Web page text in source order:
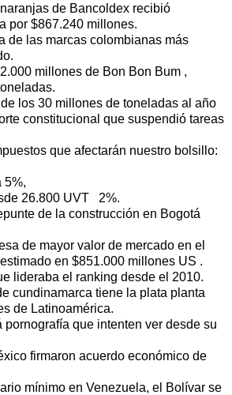
de Bancoldex recibió
por $867.240 millones.
de las marcas colombianas más
millones de Bon Bon Bum ,
los 30 millones de toneladas al año
constitucional que suspendió tareas
que afectarán nuestro bolsillo:
5%,
26.800 UVT 2%.
de la construcción en Bogotá
de mayor valor de mercado en el
en $851.000 millones US .
lideraba el ranking desde el 2010.
cundinamarca tiene la plata planta
de Latinoamérica.
pornografía que intenten ver desde su
firmaron acuerdo económico de
mínimo en Venezuela, el Bolívar se